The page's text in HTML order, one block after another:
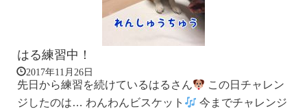
はる練習中！
2017年11月26日
先日から練習を続けているはるさん
この日チャレン
ジしたのは… わんわんビスケット
今までチャレンジ